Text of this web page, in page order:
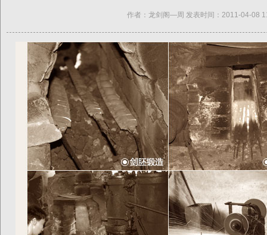
作者：龙剑阁—周 发表时间：2011-04-08